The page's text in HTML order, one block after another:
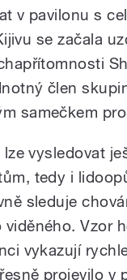
v pavilonu s
se začala
člen
samečkem
lze vysledovat
tedy i
sleduje
Vzor
vykazují
projevilo v